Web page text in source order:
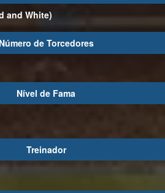
and White)
Número de Torcedores
Nível de Fama
Treinador